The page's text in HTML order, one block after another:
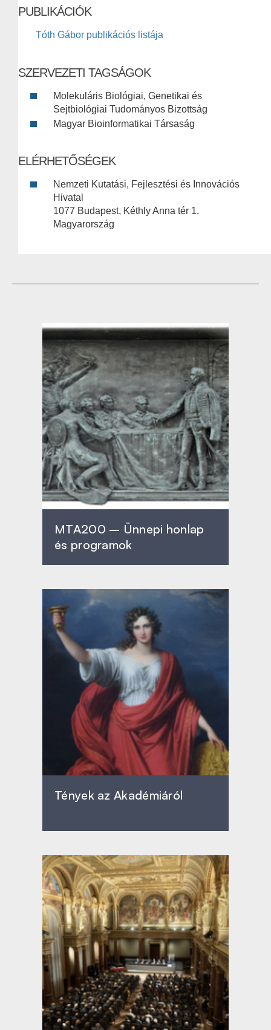
PUBLIKÁCIÓK
Tóth Gábor publikációs listája
SZERVEZETI TAGSÁGOK
Molekuláris Biológiai, Genetikai és
Sejtbiológiai Tudományos Bizottság
Magyar Bioinformatikai Társaság
ELÉRHETŐSÉGEK
Nemzeti Kutatási, Fejlesztési és Innovációs
Hivatal
1077 Budapest, Kéthly Anna tér 1.
Magyarország
MTA200 – Ünnepi honlap
és programok
Tények az Akadémiáról